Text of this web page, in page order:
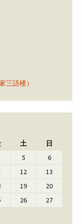
三語楼）
土 日
5
6
12
13
19
20
26
27